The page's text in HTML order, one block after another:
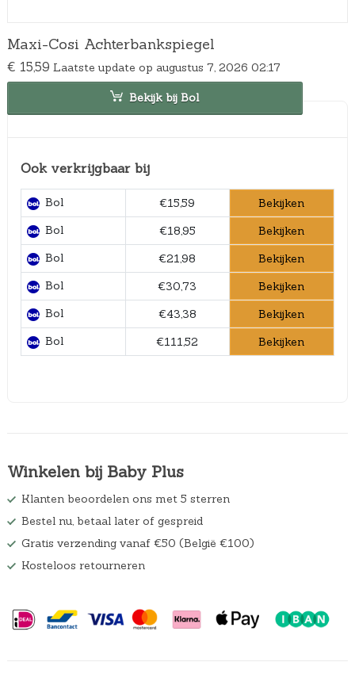
Maxi-Cosi Achterbankspiegel
€ 15,59 Laatste update op augustus 7, 2026 02:17
Bekijk bij Bol
Ook verkrijgbaar bij
Bol €15,59
Bekijken
Bol
€18,95
Bekijken
Bol
€21,98
Bekijken
Bol
€30,73
Bekijken
Bol
€43,38
Bekijken
Bol
€111,52 Bekijken
Winkelen bij Baby Plus
Klanten beoordelen ons met 5 sterren
Bestel nu, betaal later of gespreid
Gratis verzending vanaf €50 (België €100)
Kosteloos retourneren